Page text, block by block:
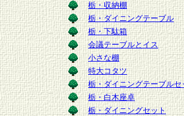
栃・収納棚
栃・ダイニングテーブル
栃・下駄箱
会議テーブルとイス
小さな棚
特大コタツ
栃・ダイニングテーブルセ
栃・白木座卓
栃・ダイニングセット